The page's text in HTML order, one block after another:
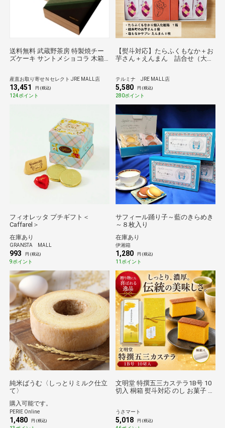
送料無料 武蔵野茶房 特製焼チー
ズケーキ サントメショコラ 木箱
産直お取り寄せＮセレクト JRE MALL店
13,451 円 (税込)
124ポイント
【熨斗対応】たらふくもなか＋お
芋さん＋えんまん 詰合せ（大）
テルミナ JRE MALL店
5,580 円 (税込)
280ポイント
フィオレッタ プチギフト＜
Caffarel＞
在庫あり
GRANSTA MALL
993 円 (税込)
9ポイント
サフィール踊り子～藍のきらめき
～８枚入り
在庫あり
伊湘箱
1,280 円 (税込)
11ポイント
純米ばうむ〈しっとりミルク仕立
て〉
購入可能です。
PERIE Online
1,480 円 (税込)
文明堂 特撰五三カステラ1B号 10
切入 桐箱 熨斗対応 のし お菓子 ギ
うさマート
5,018 円 (税込)